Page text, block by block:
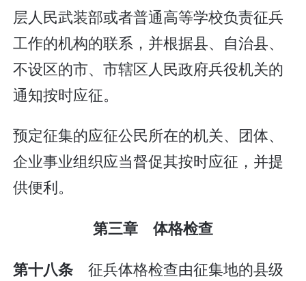
层人民武装部或者普通高等学校负责征兵
工作的机构的联系，并根据县、自治县、
不设区的市、市辖区人民政府兵役机关的
通知按时应征。
预定征集的应征公民所在的机关、团体、
企业事业组织应当督促其按时应征，并提
供便利。
第三章 体格检查
第十八条 征兵体格检查由征集地的县级